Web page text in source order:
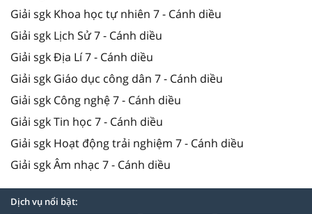
Giải sgk Khoa học tự nhiên 7 - Cánh diều
Giải sgk Lịch Sử 7 - Cánh diều
Giải sgk Địa Lí 7 - Cánh diều
Giải sgk Giáo dục công dân 7 - Cánh diều
Giải sgk Công nghệ 7 - Cánh diều
Giải sgk Tin học 7 - Cánh diều
Giải sgk Hoạt động trải nghiệm 7 - Cánh diều
Giải sgk Âm nhạc 7 - Cánh diều
Dịch vụ nổi bật: